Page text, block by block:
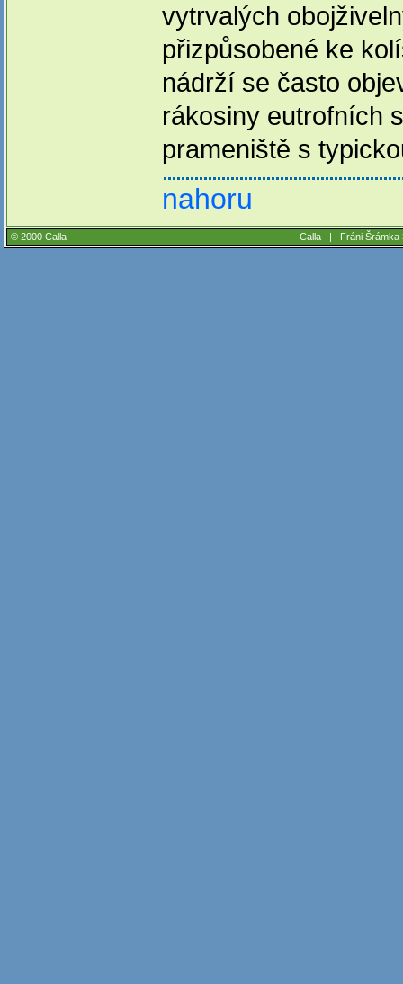
vytrvalých
přizpůsobené ke
nádrží se často
rákosiny eutrofních
prameniště s
nahoru
© 2000 Calla Calla | Fráni Šrámka